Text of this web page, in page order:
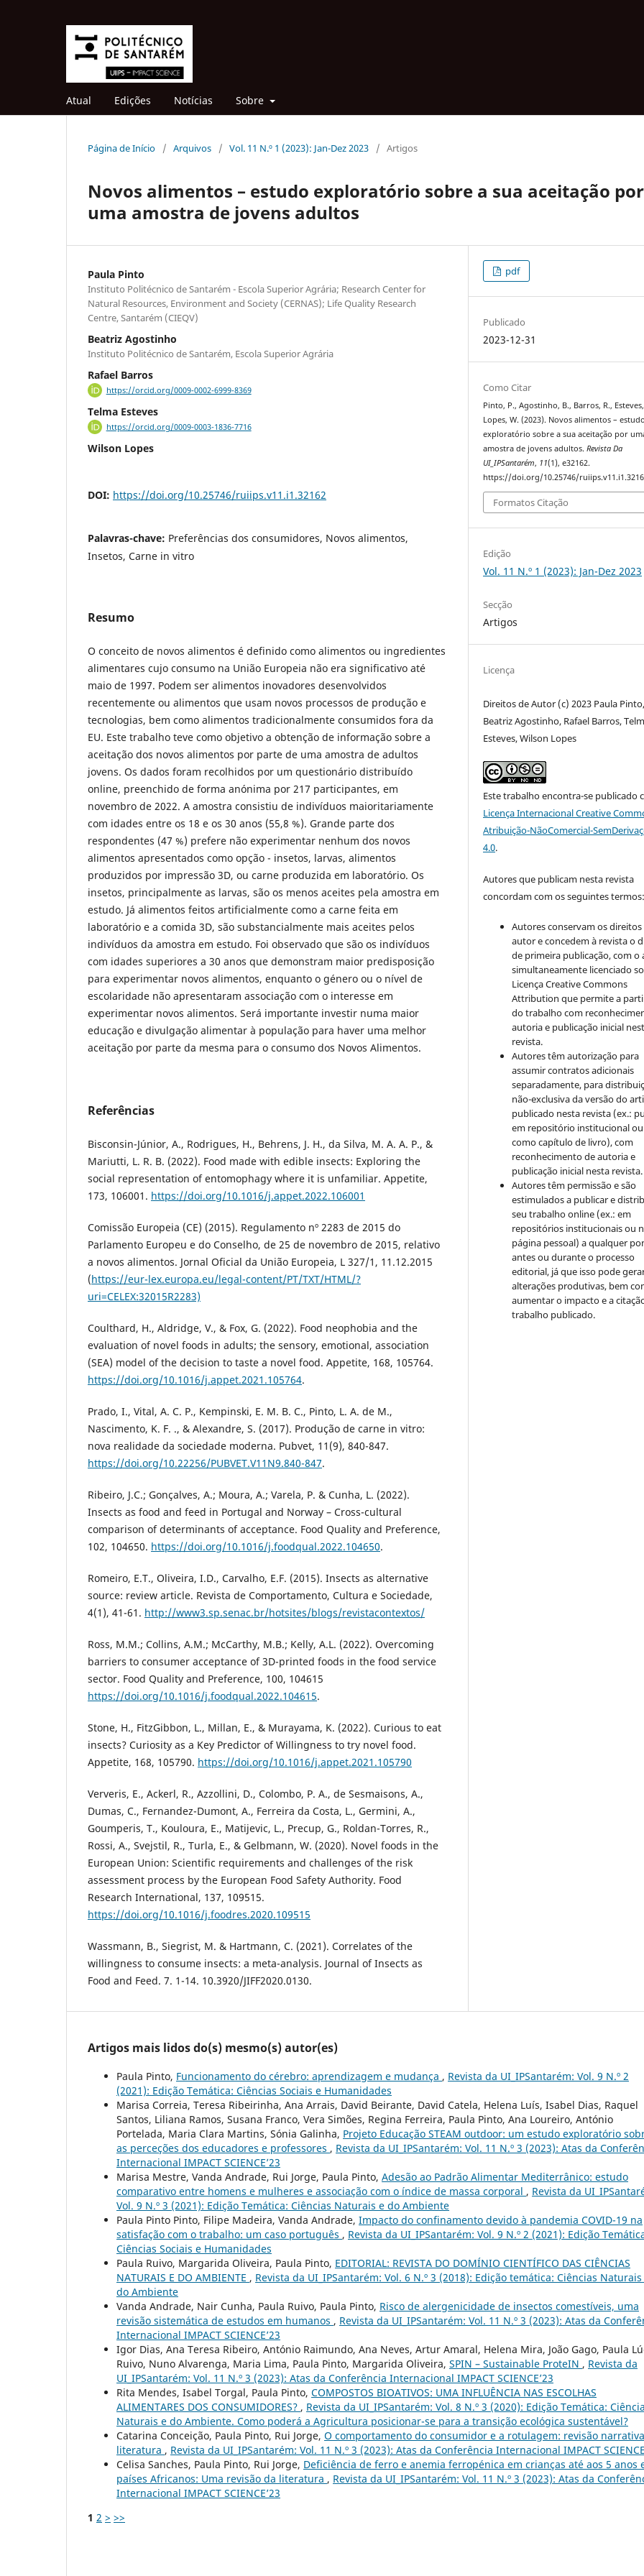
Atual Edições Notícias Sobre
Página de Início / Arquivos / Vol. 11 N.º 1 (2023): Jan-Dez 2023 / Artigos
Novos alimentos – estudo exploratório sobre a sua aceitação por
uma amostra de jovens adultos
Paula Pinto
Instituto Politécnico de Santarém - Escola Superior Agrária; Research Center for
Natural Resources, Environment and Society (CERNAS); Life Quality Research
Centre, Santarém (CIEQV)
Beatriz Agostinho
Instituto Politécnico de Santarém, Escola Superior Agrária
Rafael Barros
https://orcid.org/0009-0002-6999-8369
Telma Esteves
https://orcid.org/0009-0003-1836-7716
Wilson Lopes
DOI: https://doi.org/10.25746/ruiips.v11.i1.32162
Palavras-chave: Preferências dos consumidores, Novos alimentos,
Insetos, Carne in vitro
Resumo
O conceito de novos alimentos é definido como alimentos ou ingredientes
alimentares cujo consumo na União Europeia não era significativo até
maio de 1997. Podem ser alimentos inovadores desenvolvidos
recentemente ou alimentos que usam novos processos de produção e
tecnologias, bem como alimentos tradicionalmente consumidos fora da
EU. Este trabalho teve como objetivo a obtenção de informação sobre a
aceitação dos novos alimentos por parte de uma amostra de adultos
jovens. Os dados foram recolhidos por um questionário distribuído
online, preenchido de forma anónima por 217 participantes, em
novembro de 2022. A amostra consistiu de indivíduos maioritariamente
com idades entre os 18 e os 30 anos (55,8 %). Grande parte dos
respondentes (47 %) prefere não experimentar nenhum dos novos
alimentos apresentados como opção - insetos, larvas, alimentos
produzidos por impressão 3D, ou carne produzida em laboratório. Os
insetos, principalmente as larvas, são os menos aceites pela amostra em
estudo. Já alimentos feitos artificialmente como a carne feita em
laboratório e a comida 3D, são substancialmente mais aceites pelos
indivíduos da amostra em estudo. Foi observado que são os indivíduos
com idades superiores a 30 anos que demonstram maior predisposição
para experimentar novos alimentos, enquanto o género ou o nível de
escolaridade não apresentaram associação com o interesse em
experimentar novos alimentos. Será importante investir numa maior
educação e divulgação alimentar à população para haver uma melhor
aceitação por parte da mesma para o consumo dos Novos Alimentos.
Referências
Bisconsin-Júnior, A., Rodrigues, H., Behrens, J. H., da Silva, M. A. A. P., &
Mariutti, L. R. B. (2022). Food made with edible insects: Exploring the
social representation of entomophagy where it is unfamiliar. Appetite,
173, 106001. https://doi.org/10.1016/j.appet.2022.106001
Comissão Europeia (CE) (2015). Regulamento nº 2283 de 2015 do
Parlamento Europeu e do Conselho, de 25 de novembro de 2015, relativo
a novos alimentos. Jornal Oficial da União Europeia, L 327/1, 11.12.2015
(https://eur-lex.europa.eu/legal-content/PT/TXT/HTML/?
uri=CELEX:32015R2283)
Coulthard, H., Aldridge, V., & Fox, G. (2022). Food neophobia and the
evaluation of novel foods in adults; the sensory, emotional, association
(SEA) model of the decision to taste a novel food. Appetite, 168, 105764.
https://doi.org/10.1016/j.appet.2021.105764.
Prado, I., Vital, A. C. P., Kempinski, E. M. B. C., Pinto, L. A. de M.,
Nascimento, K. F. ., & Alexandre, S. (2017). Produção de carne in vitro:
nova realidade da sociedade moderna. Pubvet, 11(9), 840-847.
https://doi.org/10.22256/PUBVET.V11N9.840-847.
Ribeiro, J.C.; Gonçalves, A.; Moura, A.; Varela, P. & Cunha, L. (2022).
Insects as food and feed in Portugal and Norway – Cross-cultural
comparison of determinants of acceptance. Food Quality and Preference,
102, 104650. https://doi.org/10.1016/j.foodqual.2022.104650.
Romeiro, E.T., Oliveira, I.D., Carvalho, E.F. (2015). Insects as alternative
source: review article. Revista de Comportamento, Cultura e Sociedade,
4(1), 41-61. http://www3.sp.senac.br/hotsites/blogs/revistacontextos/
Ross, M.M.; Collins, A.M.; McCarthy, M.B.; Kelly, A.L. (2022). Overcoming
barriers to consumer acceptance of 3D-printed foods in the food service
sector. Food Quality and Preference, 100, 104615
https://doi.org/10.1016/j.foodqual.2022.104615.
Stone, H., FitzGibbon, L., Millan, E., & Murayama, K. (2022). Curious to eat
insects? Curiosity as a Key Predictor of Willingness to try novel food.
Appetite, 168, 105790. https://doi.org/10.1016/j.appet.2021.105790
Ververis, E., Ackerl, R., Azzollini, D., Colombo, P. A., de Sesmaisons, A.,
Dumas, C., Fernandez-Dumont, A., Ferreira da Costa, L., Germini, A.,
Goumperis, T., Kouloura, E., Matijevic, L., Precup, G., Roldan-Torres, R.,
Rossi, A., Svejstil, R., Turla, E., & Gelbmann, W. (2020). Novel foods in the
European Union: Scientific requirements and challenges of the risk
assessment process by the European Food Safety Authority. Food
Research International, 137, 109515.
https://doi.org/10.1016/j.foodres.2020.109515
Wassmann, B., Siegrist, M. & Hartmann, C. (2021). Correlates of the
willingness to consume insects: a meta-analysis. Journal of Insects as
Food and Feed. 7. 1-14. 10.3920/JIFF2020.0130.
pdf
Publicado
2023-12-31
Como Citar
Pinto, P., Agostinho, B., Barros, R.,
Lopes, W. (2023). Novos alimentos –
exploratório sobre a sua aceitação por
amostra de jovens adultos.Revista Da
UI_IPSantarém, 11(1), e32162.
https://doi.org/10.25746/
Formatos Citação
Edição
Vol. 11 N.º 1 (2023): Jan-Dez 2023
Secção
Artigos
Licença
Direitos de Autor (c) 2023 Paula
Beatriz Agostinho, Rafael Barros,
Esteves, Wilson Lopes
Este trabalho encontra-se publicado
Licença Internacional Creative
Atribuição-NãoComercial-
4.0.
Autores que publicam nesta revista
concordam com os seguintes
Autores conservam os direitos
autor e concedem à revista o
de primeira publicação, com o
simultaneamente licenciado
Licença Creative Commons
Attribution que permite a
do trabalho com
autoria e publicação inicial
revista.
Autores têm autorização para
assumir contratos adicionais
separadamente, para
não-exclusiva da versão do
publicado nesta revista (ex.:
em repositório institucional ou
como capítulo de livro), com
reconhecimento de autoria e
publicação inicial nesta revista.
Autores têm permissão e são
estimulados a publicar e
seu trabalho online (ex.: em
repositórios institucionais ou
página pessoal) a qualquer
antes ou durante o processo
editorial, já que isso pode
alterações produtivas, bem
aumentar o impacto e a
trabalho publicado.
Artigos mais lidos do(s) mesmo(s) autor(es)
Paula Pinto, Funcionamento do cérebro: aprendizagem e mudança , Revista da UI_IPSantarém: Vol. 9 N.º 2
(2021): Edição Temática: Ciências Sociais e Humanidades
Marisa Correia, Teresa Ribeirinha, Ana Arrais, David Beirante, David Catela, Helena Luís, Isabel Dias, Raquel
Santos, Liliana Ramos, Susana Franco, Vera Simões, Regina Ferreira, Paula Pinto, Ana Loureiro, António
Portelada, Maria Clara Martins, Sónia Galinha, Projeto Educação STEAM outdoor: um estudo exploratório
as perceções dos educadores e professores , Revista da UI_IPSantarém: Vol. 11 N.º 3 (2023): Atas da
Internacional IMPACT SCIENCE’23
Marisa Mestre, Vanda Andrade, Rui Jorge, Paula Pinto, Adesão ao Padrão Alimentar Mediterrânico: estudo
comparativo entre homens e mulheres e associação com o índice de massa corporal , Revista da
Vol. 9 N.º 3 (2021): Edição Temática: Ciências Naturais e do Ambiente
Paula Pinto Pinto, Filipe Madeira, Vanda Andrade, Impacto do confinamento devido à pandemia COVID-19 na
satisfação com o trabalho: um caso português , Revista da UI_IPSantarém: Vol. 9 N.º 2 (2021): Edição
Ciências Sociais e Humanidades
Paula Ruivo, Margarida Oliveira, Paula Pinto, EDITORIAL: REVISTA DO DOMÍNIO CIENTÍFICO DAS CIÊNCIAS
NATURAIS E DO AMBIENTE , Revista da UI_IPSantarém: Vol. 6 N.º 3 (2018): Edição temática: Ciências Naturais
do Ambiente
Vanda Andrade, Nair Cunha, Paula Ruivo, Paula Pinto, Risco de alergenicidade de insectos comestíveis, uma
revisão sistemática de estudos em humanos , Revista da UI_IPSantarém: Vol. 11 N.º 3 (2023): Atas da
Internacional IMPACT SCIENCE’23
Igor Dias, Ana Teresa Ribeiro, António Raimundo, Ana Neves, Artur Amaral, Helena Mira, João Gago, Paula
Ruivo, Nuno Alvarenga, Maria Lima, Paula Pinto, Margarida Oliveira, SPIN – Sustainable ProteIN , Revista da
UI_IPSantarém: Vol. 11 N.º 3 (2023): Atas da Conferência Internacional IMPACT SCIENCE’23
Rita Mendes, Isabel Torgal, Paula Pinto, COMPOSTOS BIOATIVOS: UMA INFLUÊNCIA NAS ESCOLHAS
ALIMENTARES DOS CONSUMIDORES? , Revista da UI_IPSantarém: Vol. 8 N.º 3 (2020): Edição Temática:
Naturais e do Ambiente. Como poderá a Agricultura posicionar-se para a transição ecológica sustentável?
Catarina Conceição, Paula Pinto, Rui Jorge, O comportamento do consumidor e a rotulagem: revisão
literatura , Revista da UI_IPSantarém: Vol. 11 N.º 3 (2023): Atas da Conferência Internacional IMPACT
Celisa Sanches, Paula Pinto, Rui Jorge, Deficiência de ferro e anemia ferropénica em crianças até aos 5 anos
países Africanos: Uma revisão da literatura , Revista da UI_IPSantarém: Vol. 11 N.º 3 (2023): Atas da
Internacional IMPACT SCIENCE’23
1 2 > >>